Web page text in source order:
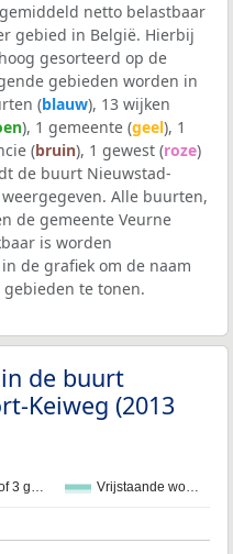
netto belastbaar
gebied in België. Hierbij
gesorteerd op de
gebieden worden in
(blauw), 13 wijken
), 1 gemeente (geel), 1
(bruin), 1 gewest (roze)
de buurt Nieuwstad-
weergegeven. Alle buurten,
de gemeente Veurne
is worden
de grafiek om de naam
te tonen.
de buurt
Keiweg (2013
3 g… Vrijstaande wo…